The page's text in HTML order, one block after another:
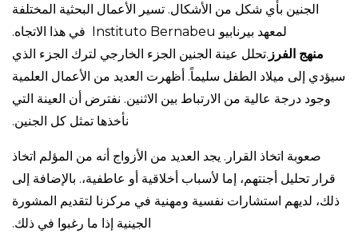
الجنين بأي شكل من الأشكال. تسير الأعمال البحثية المختلفة
لمعهد بيرنابيو Instituto Bernabeu في هذا الاتجاه.
منهج الفرز .تحلل عينة الجنين الجزء الخارجي لترك الجزء الذي
سيؤدي إلى ميلاد الطفل سليماً. أظهرت العديد من الأعمال العلمية
وجود درجة عالية من الارتباط بين الاثنين. نفترض أن العينة التي
نأخذها تمثل كل الجنين.
صعوبة اتخاذ القرار. يجد العديد من الأزواج أنه من المؤلم اتخاذ
قرار تحليل أجنتهم، إما لأسباب أخلاقية أو عاطفية،. بالإضافة إلى
ذلك، لديهم استشارات نفسية ومهنية في مركزنا لتقديم المشورة
الجينية إذا ما رغبوا في ذلك.